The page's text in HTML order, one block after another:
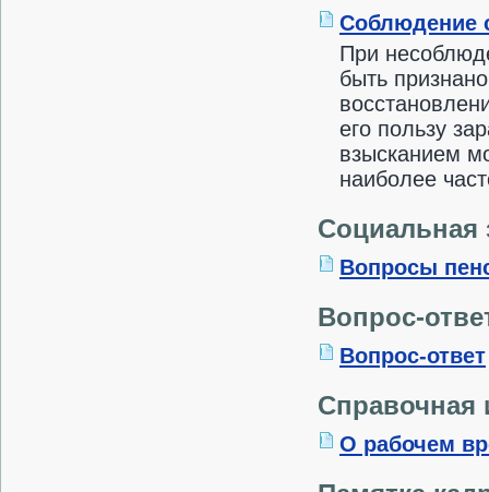
Соблюдение
При
быть
его пользу
взысканием
наиболее
Социальная
Вопросы
Вопрос-
Вопрос-ответ
О рабочем